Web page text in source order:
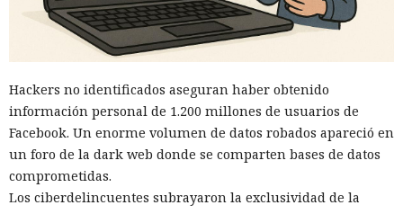
Hackers no identificados aseguran haber obtenido
información personal de 1.200 millones de usuarios de
Facebook. Un enorme volumen de datos robados apareció en
un foro de la dark web donde se comparten bases de datos
comprometidas.
Los ciberdelincuentes subrayaron la exclusividad de la